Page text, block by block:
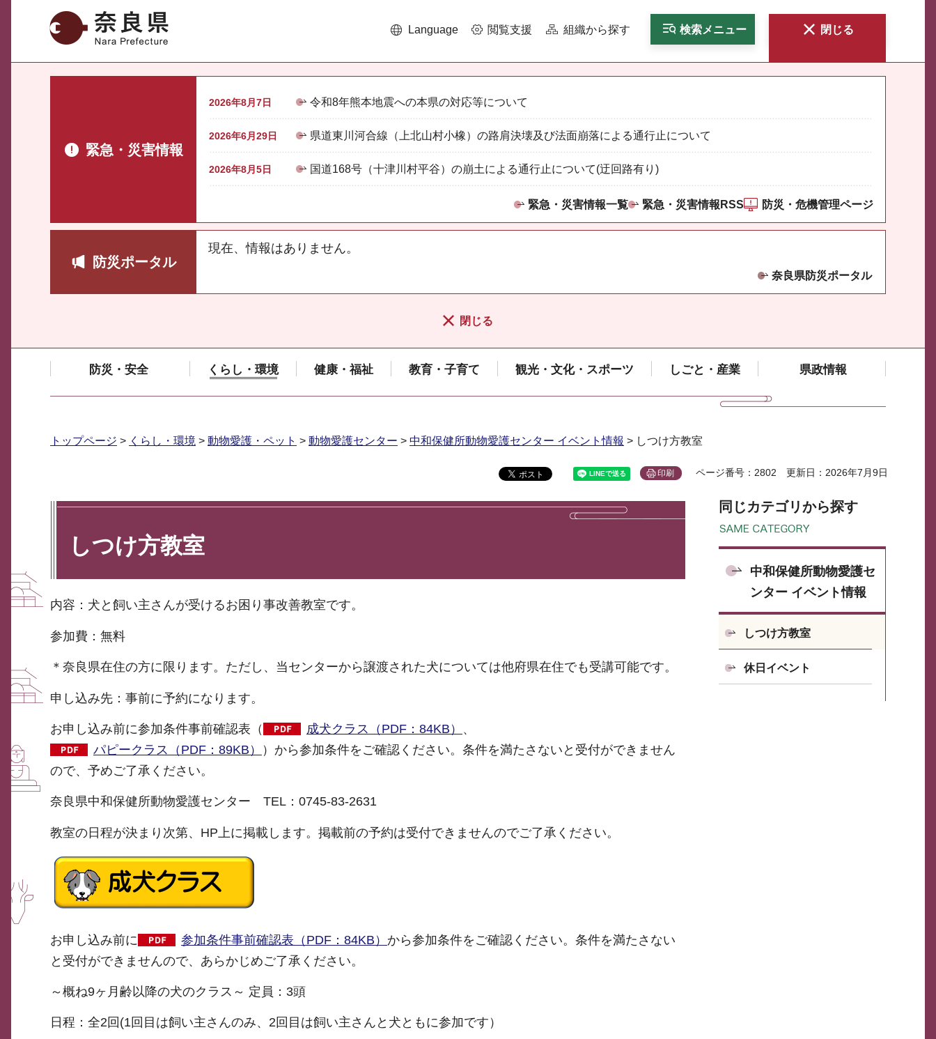
奈良県 Language 閲覧支援 組織から探す 検索メニュー 閉じる
緊急・災害情報
2026年8月7日 令和8年熊本地震への本県の対応等について
2026年6月29日 県道東川河合線（上北山村小橡）の路肩決壊及び法面崩落による通行止について
2026年8月5日 国道168号（十津川村平谷）の崩土による通行止について(迂回路有り)
緊急・災害情報一覧 緊急・災害情報RSS 防災・危機管理ページ
防災ポータル
現在、情報はありません。
奈良県防災ポータル
閉じる
防災・安全 くらし・環境 健康・福祉 教育・子育て 観光・文化・スポーツ しごと・産業 県政情報
トップページ > くらし・環境 > 動物愛護・ペット > 動物愛護センター > 中和保健所動物愛護センター イベント情報 > しつけ方教室
印刷 ページ番号：2802 更新日：2026年7月9日
しつけ方教室
内容：犬と飼い主さんが受けるお困り事改善教室です。
参加費：無料
＊奈良県在住の方に限ります。ただし、当センターから譲渡された犬については他府県在住でも受講可能です。
申し込み先：事前に予約になります。
お申し込み前に参加条件事前確認表（ 成犬クラス（PDF：84KB） 、
パピークラス（PDF：89KB）
）から参加条件をご確認ください。条件を満たさないと受付ができません
ので、予めご了承ください。
奈良県中和保健所動物愛護センター TEL：0745-83-2631
教室の日程が決まり次第、HP上に掲載します。掲載前の予約は受付できませんのでご了承ください。
お申し込み前に 参加条件事前確認表（PDF：84KB） から参加条件をご確認ください。条件を満たさない
と受付ができませんので、あらかじめご了承ください。
～概ね9ヶ月齢以降の犬のクラス～ 定員：3頭
日程：全2回(1回目は飼い主さんのみ、2回目は飼い主さんと犬ともに参加です）
同じカテゴリから探す
中和保健所動物愛護セ
ンター イベント情報
しつけ方教室
休日イベント